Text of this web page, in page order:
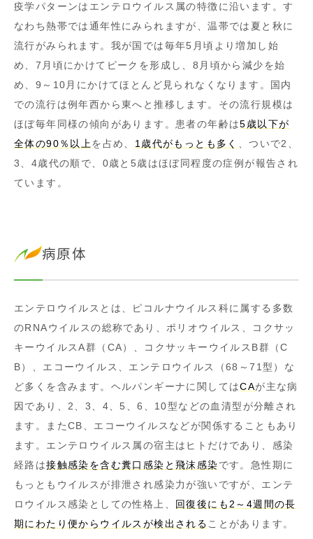
疫学パターンはエンテロウイルス属の特徴に沿います。す
なわち熱帯では通年性にみられますが、温帯では夏と秋に
流行がみられます。我が国では毎年5月頃より増加し始
め、7月頃にかけてピークを形成し、8月頃から減少を始
め、9～10月にかけてほとんど見られなくなります。国内
での流行は例年西から東へと推移します。その流行規模は
ほぼ毎年同様の傾向があります。患者の年齢は5歳以下が
全体の90％以上を占め、 1歳代がもっとも多く
、ついで2、
3、4歳代の順で、0歳と5歳はほぼ同程度の症例が報告され
ています。
病原体
エンテロウイルスとは、ピコルナウイルス科に属する多数
のRNAウイルスの総称であり、ポリオウイルス、コクサッ
キーウイルスA群（CA）、コクサッキーウイルスB群（C
B）、エコーウイルス、エンテロウイルス（68～71型）な
ど多くを含みます。ヘルパンギーナに関してはCAが主な病
因であり、2、3、4、5、6、10型などの血清型が分離され
ます。またCB、エコーウイルスなどが関係することもあり
ます。エンテロウイルス属の宿主はヒトだけであり、感染
経路は接触感染を含む糞口感染と飛沫感染 です。急性期に
もっともウイルスが排泄され感染力が強いですが、エンテ
ロウイルス感染としての性格上、 回復後にも2～4週間の長
期にわたり便からウイルスが検出される ことがあります。